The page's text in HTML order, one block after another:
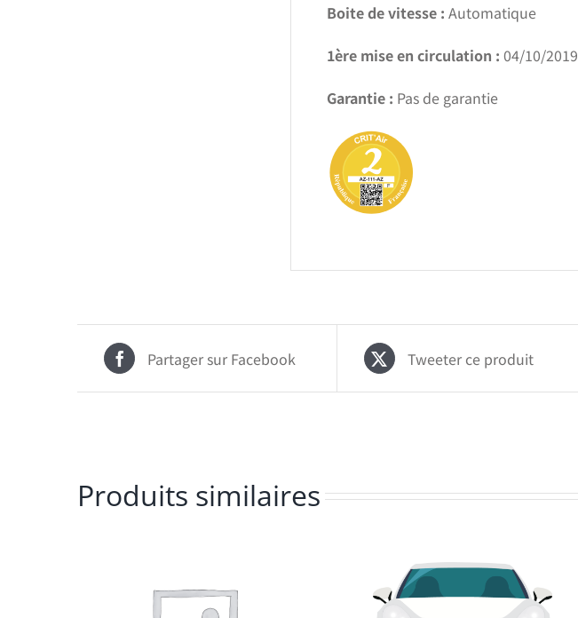
Boite de vitesse : Automatique
1ère mise en circulation : 04/10/2019
Garantie : Pas de garantie
Partager sur Facebook Tweeter ce produit
Produits similaires